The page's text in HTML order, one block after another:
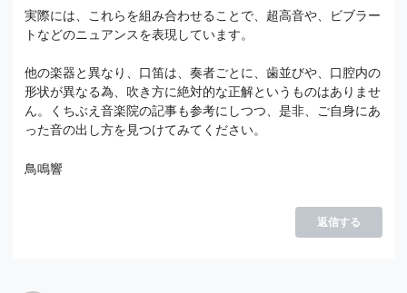
実際には、これらを組み合わせることで、超高音や、ビブラー
トなどのニュアンスを表現しています。
他の楽器と異なり、口笛は、奏者ごとに、歯並びや、口腔内の
形状が異なる為、吹き方に絶対的な正解というものはありませ
ん。くちぶえ音楽院の記事も参考にしつつ、是非、ご自身にあ
った音の出し方を見つけてみてください。
鳥鳴響
返信する